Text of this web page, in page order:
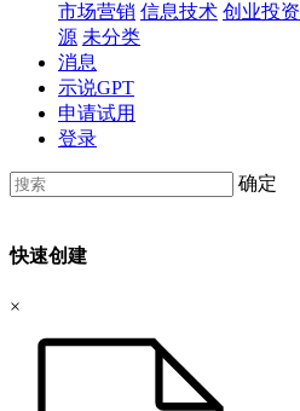
市场营销 信息技术 创业投资
源 未分类
消息
示说GPT
申请试用
登录
确定
快速创建
×